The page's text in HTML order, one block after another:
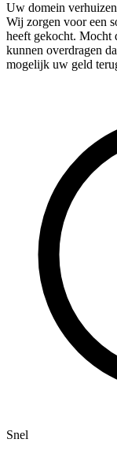
Uw domein
Wij zorgen voor een
heeft gekocht. Mocht
kunnen overdragen
mogelijk uw geld
Snel